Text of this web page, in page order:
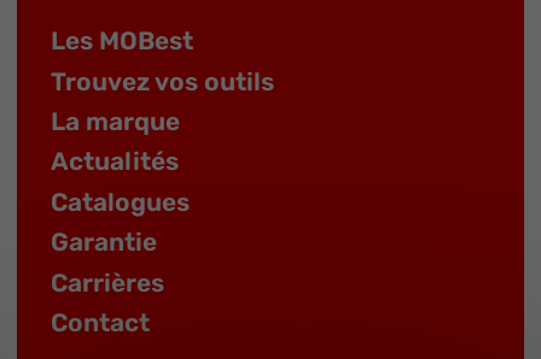
Les MOBest
Trouvez vos outils
La marque
Actualités
Catalogues
Garantie
Carrières
Contact